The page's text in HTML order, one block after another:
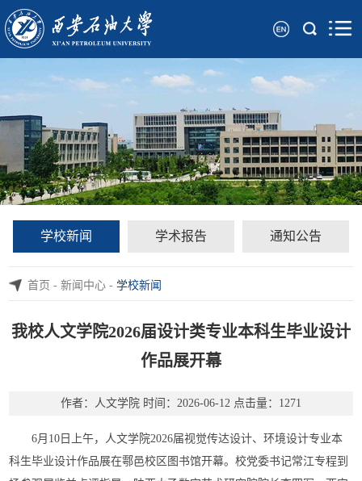
学校新闻 学术报告 通知公告
首页-新闻中心-学校新闻
我校人文学院2026届设计类专业本科生毕业设计
作品展开幕
作者：人文学院 时间：2026-06-12 点击量： 1271
6月10日上午，人文学院2026届视觉传达设计、环境设计专业本
科生毕业设计作品展在鄠邑校区图书馆开幕。校党委书记常江专程到